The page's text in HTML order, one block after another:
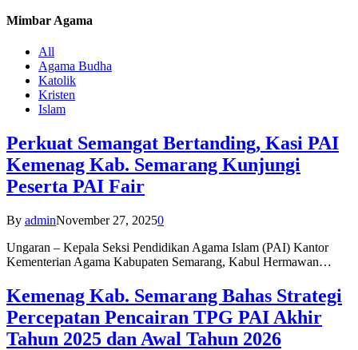
Mimbar Agama
All
Agama Budha
Katolik
Kristen
Islam
Perkuat Semangat Bertanding, Kasi PAI
Kemenag Kab. Semarang Kunjungi
Peserta PAI Fair
By adminNovember 27, 20250
Ungaran – Kepala Seksi Pendidikan Agama Islam (PAI) Kantor
Kementerian Agama Kabupaten Semarang, Kabul Hermawan…
Kemenag Kab. Semarang Bahas Strategi
Percepatan Pencairan TPG PAI Akhir
Tahun 2025 dan Awal Tahun 2026